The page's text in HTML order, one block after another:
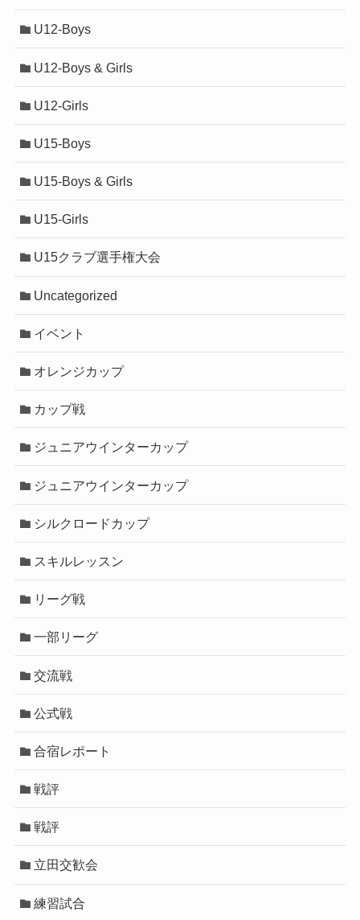
U12-Boys
U12-Boys & Girls
U12-Girls
U15-Boys
U15-Boys & Girls
U15-Girls
U15クラブ選手権大会
Uncategorized
イベント
オレンジカップ
カップ戦
ジュニアウインターカップ
ジュニアウインターカップ
シルクロードカップ
スキルレッスン
リーグ戦
一部リーグ
交流戦
公式戦
合宿レポート
戦評
戦評
立田交歓会
練習試合